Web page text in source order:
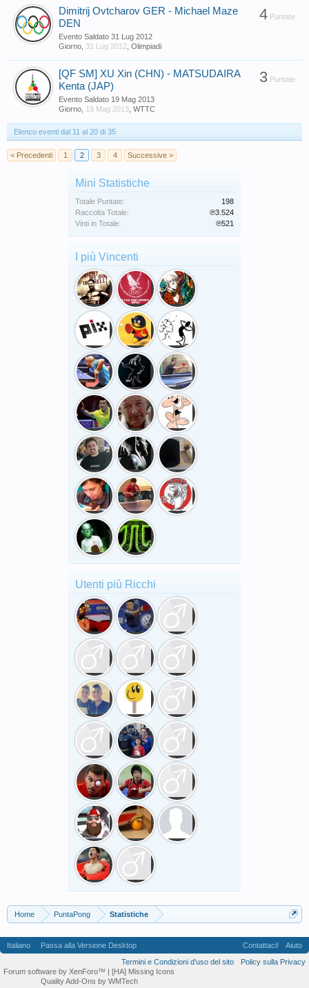
4 Puntate
Dimitrij Ovtcharov GER - Michael Maze
DEN
Evento Saldato 31 Lug 2012
Giorno 31 Lug 2012 Olimpiadi
3 Puntate
[QF SM] XU Xin (CHN) - MATSUDAIRA
Kenta (JAP)
Evento Saldato 19 Mag 2013
Giorno 19 Mag 2013 WTTC
Elenco eventi dal 11 al 20 di 35
< Precedenti 1 2 3 4 Successive >
Mini Statistiche
Totale Puntate:
198
Raccolta Totale:
℗3.524
Vinti in Totale:
℗521
I più Vincenti
Utenti più Ricchi
Home PuntaPong Statistiche
Italiano Passa alla Versione Desktop Contattaci!
Aiuto
Termini e Condizioni d'uso del sito
Policy sulla Privacy
Forum software by XenForo™ | [HA] Missing Icons
Quality Add-Ons by WMTech